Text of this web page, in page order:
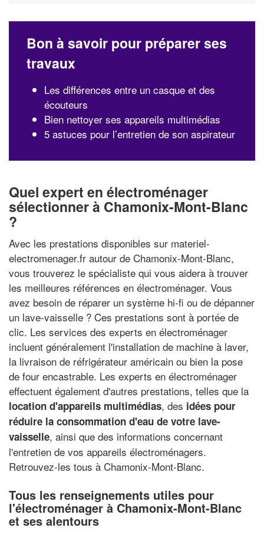
Bon à savoir pour préparer ses
travaux
Les différences entre un casque et des
écouteurs
Bien nettoyer ses appareils multimédias
5 astuces pour l’entretien de son aspirateur
Quel expert en électroménager
sélectionner à Chamonix-Mont-Blanc
?
Avec les prestations disponibles sur materiel-
electromenager.fr autour de Chamonix-Mont-Blanc,
vous trouverez le spécialiste qui vous aidera à trouver
les meilleures références en électroménager. Vous
avez besoin de réparer un système hi-fi ou de dépanner
un lave-vaisselle ? Ces prestations sont à portée de
clic. Les services des experts en électroménager
incluent généralement l'installation de machine à laver,
la livraison de réfrigérateur américain ou bien la pose
de four encastrable. Les experts en électroménager
effectuent également d'autres prestations, telles que la
location d'appareils multimédias, des idées pour
réduire la consommation d'eau de votre lave-
vaisselle, ainsi que des informations concernant
l'entretien de vos appareils électroménagers.
Retrouvez-les tous à Chamonix-Mont-Blanc.
Tous les renseignements utiles pour
l'électroménager à Chamonix-Mont-Blanc
et ses alentours